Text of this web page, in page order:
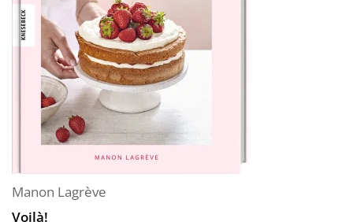
Manon Lagrève
Voilà!